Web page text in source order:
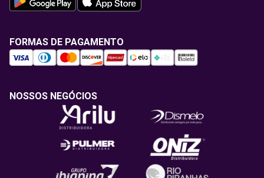
FORMAS DE PAGAMENTO
NOSSOS NEGÓCIOS